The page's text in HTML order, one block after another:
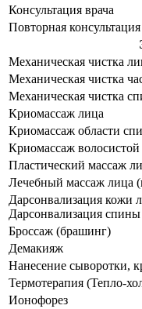
Консультация врача
Повторная консультация
Механическая чистка
Механическая чистка
Механическая чистка
Криомассаж лица
Криомассаж области
Криомассаж
Пластический массаж
Лечебный массаж лица
Дарсонвализация кожи
Дарсонвализация спины
Броссаж (брашинг)
Демакияж
Нанесение сыворотки,
Термотерапия (Тепло-
Ионофорез